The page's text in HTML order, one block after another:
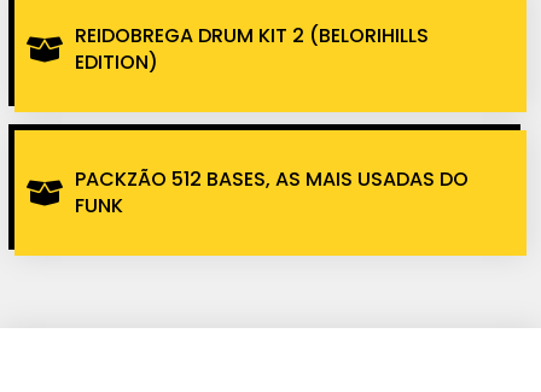
REIDOBREGA DRUM KIT 2 (BELORIHILLS
EDITION)
PACKZÃO 512 BASES, AS MAIS USADAS DO
FUNK